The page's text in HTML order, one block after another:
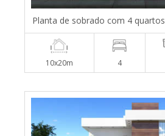
Planta de sobrado com 4 quartos
10x20m 4